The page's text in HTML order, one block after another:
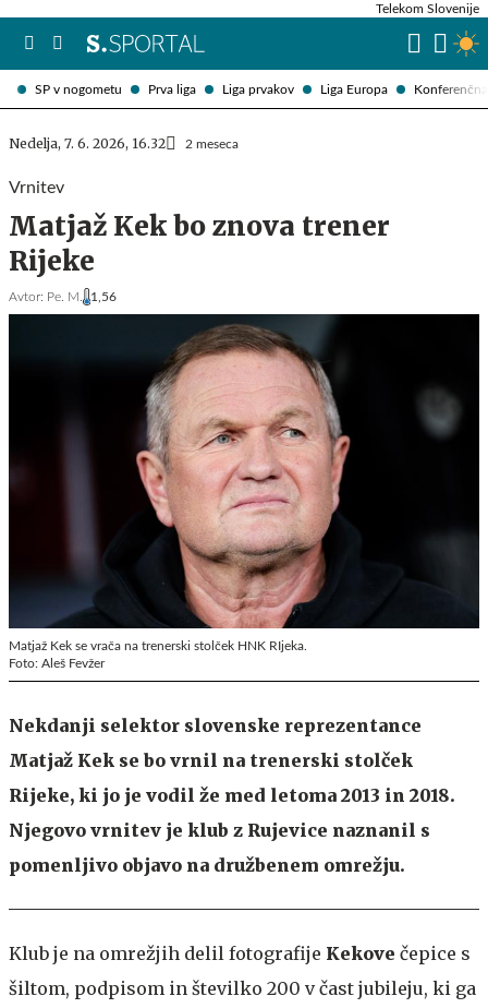
SP v nogometu Prva liga Liga prvakov Liga Europa
Telekom Slovenije
Nedelja, 7. 6. 2026, 16.32 2 meseca
Vrnitev
Matjaž Kek bo znova trener
Rijeke
Avtor: Pe. M. 1,56
Matjaž Kek se vrača na trenerski stolček HNK RIjeka.
Foto: Aleš Fevžer
Nekdanji selektor slovenske reprezentance
Matjaž Kek se bo vrnil na trenerski stolček
Rijeke, ki jo je vodil že med letoma 2013 in 2018.
Njegovo vrnitev je klub z Rujevice naznanil s
pomenljivo objavo na družbenem omrežju.
Klub je na omrežjih delil fotografije Kekove čepice s
šiltom, podpisom in številko 200 v čast jubileju, ki ga